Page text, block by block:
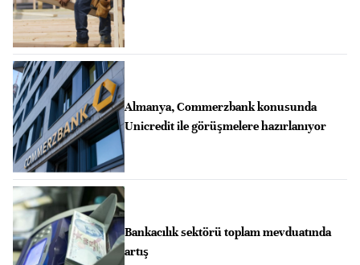
Almanya, Commerzbank konusunda
Unicredit ile görüşmelere hazırlanıyor
Bankacılık sektörü toplam mevduatında
artış